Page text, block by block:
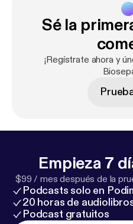
Sé la
¡Regístrate ahora y
Empieza 7
$99 / mes después de la
Podcasts solo en
20 horas de
Podcast gratuitos